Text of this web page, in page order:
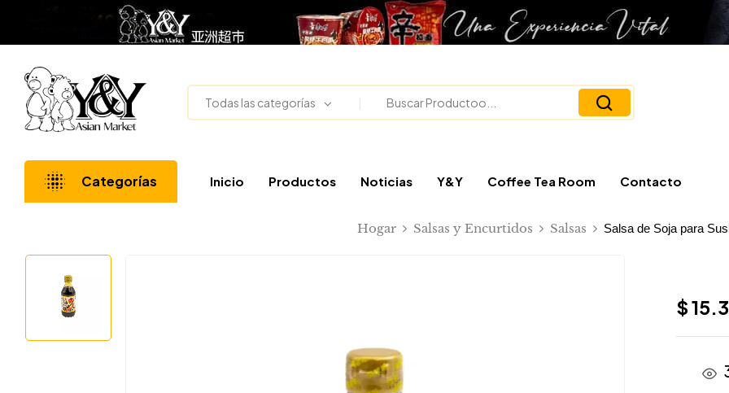
Todas las categorías
Categorías Inicio Productos Noticias Y&Y Coffee Tea Room Contacto
Hogar Salsas y Encurtidos Salsas Salsa de Soja para
$